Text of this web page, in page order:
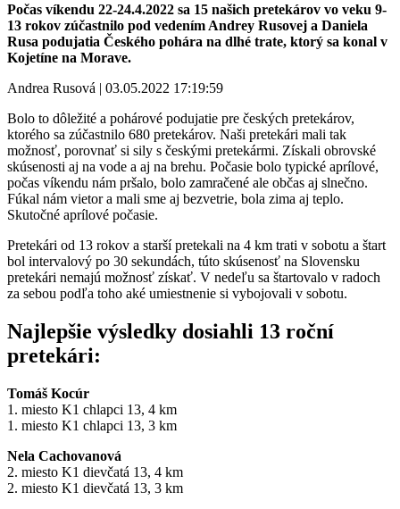
Počas víkendu 22-24.4.2022 sa 15 našich pretekárov vo veku 9-
13 rokov zúčastnilo pod vedením Andrey Rusovej a Daniela
Rusa podujatia Českého pohára na dlhé trate, ktorý sa konal v
Kojetíne na Morave.
Andrea Rusová | 03.05.2022 17:19:59
Bolo to dôležité a pohárové podujatie pre českých pretekárov,
ktorého sa zúčastnilo 680 pretekárov. Naši pretekári mali tak
možnosť, porovnať si sily s českými pretekármi. Získali obrovské
skúsenosti aj na vode a aj na brehu. Počasie bolo typické aprílové,
počas víkendu nám pršalo, bolo zamračené ale občas aj slnečno.
Fúkal nám vietor a mali sme aj bezvetrie, bola zima aj teplo.
Skutočné aprílové počasie.
Pretekári od 13 rokov a starší pretekali na 4 km trati v sobotu a štart
bol intervalový po 30 sekundách, túto skúsenosť na Slovensku
pretekári nemajú možnosť získať. V nedeľu sa štartovalo v radoch
za sebou podľa toho aké umiestnenie si vybojovali v sobotu.
Najlepšie výsledky dosiahli 13 roční
pretekári:
Tomáš Kocúr
1. miesto K1 chlapci 13, 4 km
1. miesto K1 chlapci 13, 3 km
Nela Cachovanová
2. miesto K1 dievčatá 13, 4 km
2. miesto K1 dievčatá 13, 3 km